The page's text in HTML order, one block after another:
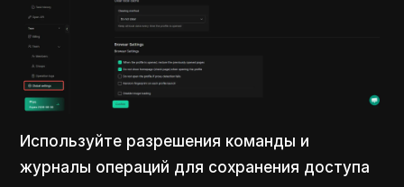
Используйте разрешения команды и
журналы операций для сохранения доступа